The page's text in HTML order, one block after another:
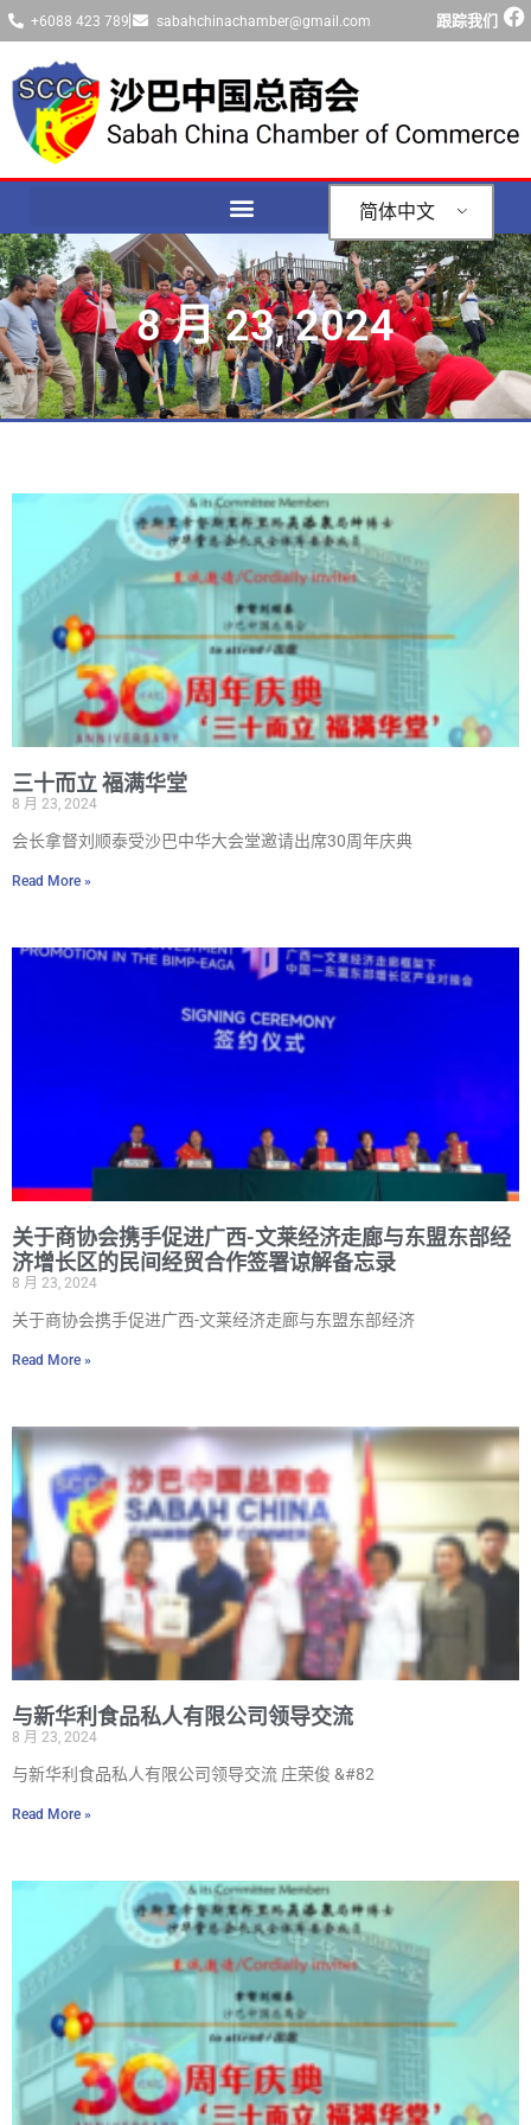
+6088 423 789 sabahchinachamber@gmail.com 跟踪我们
简体中文
8 月 23, 2024
三十而立 福满华堂
8 月 23, 2024
会长拿督刘顺泰受沙巴中华大会堂邀请出席30周年庆典
Read More »
关于商协会携手促进广西-文莱经济走廊与东盟东部经
济增长区的民间经贸合作签署谅解备忘录
8 月 23, 2024
关于商协会携手促进广西-文莱经济走廊与东盟东部经济
Read More »
与新华利食品私人有限公司领导交流
8 月 23, 2024
与新华利食品私人有限公司领导交流 庄荣俊 &#82
Read More »